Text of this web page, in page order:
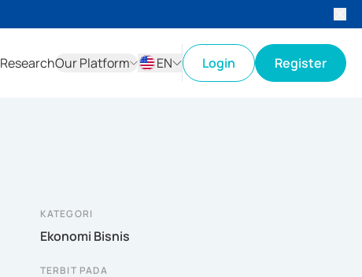
ResearchOur Platform
EN
Login Register
KATEGORI
Ekonomi Bisnis
TERBIT PADA